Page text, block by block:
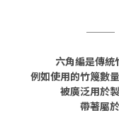
六角編是傳統
例如使用的竹篾數
被廣泛用於
帶著屬